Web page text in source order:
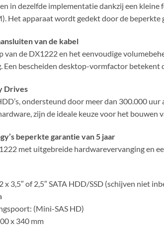
in dezelfde implementatie dankzij een
Het apparaat wordt gedekt door de beperkte
van de kabel
de DX1222 en het eenvoudige
Een bescheiden desktop-vormfactor
Drives
ondersteund door meer dan 300.000
zijn de ideale keuze voor het
beperkte garantie van 5 jaar
met uitgebreide hardwarevervanging en
3,5″ of 2,5″ SATA HDD/SSD (schijven niet
(Mini-SAS HD)
x 340 mm